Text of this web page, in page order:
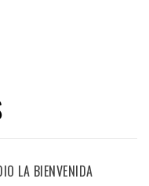
LA BIENVENIDA